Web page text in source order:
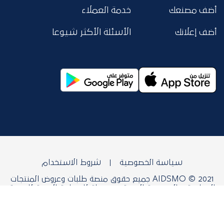
أضف مصنعك
أضف إعلانك
خدمة العملاء
الأسئلة الأكثر شيوعا
سياسة الخصوصية شروط الاستخدام
AIDSMO © 2021 جميع حقوق منصة طلبات وعروض المنتجات